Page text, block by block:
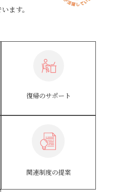
ます。
復帰のサポート
関連制度の提案